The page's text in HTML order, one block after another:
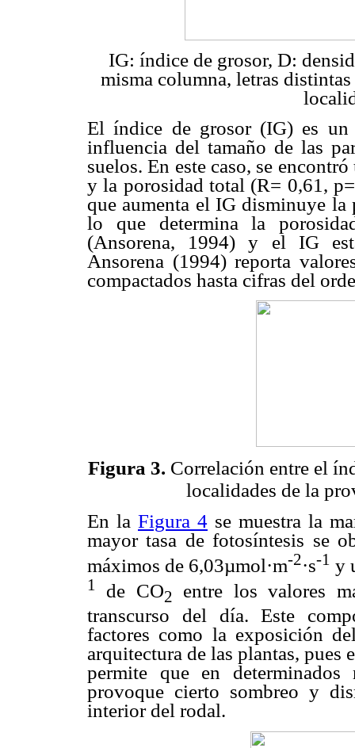
IG: índice de grosor, D:
misma columna, letras
El índice de grosor (IG) es un
influencia del tamaño de las
suelos. En este caso, se
y la porosidad total (R= 0,61,
que aumenta el IG disminuye la
lo que determina la
(Ansorena, 1994) y el IG
Ansorena (1994) reporta
compactados hasta cifras del
Figura 3. Correlación entre el
localidades de la
En la Figura 4 se muestra la
mayor tasa de fotosíntesis se
máximos de 6,03µmol·m-2·s-1 y
1 de CO2
entre los valores
transcurso del día. Este
factores como la exposición
arquitectura de las plantas, pues
permite que en
provoque cierto sombreo y
interior del rodal.